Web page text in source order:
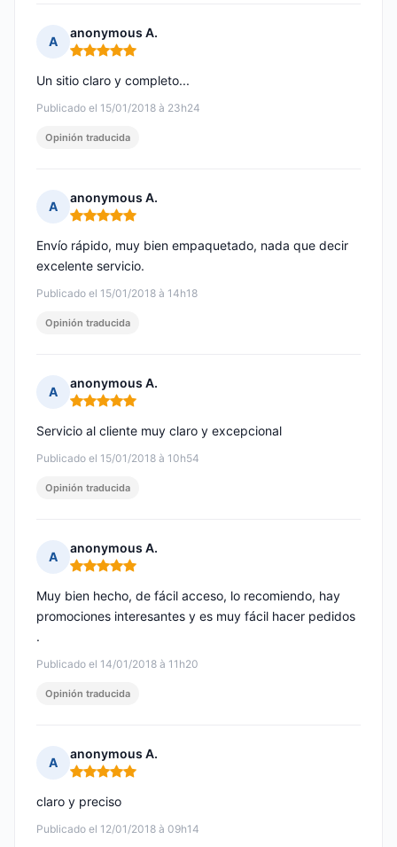
A
anonymous A.
Nota: 5 de 5
Publicado el 15/01/2018 à 23h24
Un sitio claro y completo...
Opinión traducida
A
anonymous A.
Nota: 5 de 5
Publicado el 15/01/2018 à 14h18
Envío rápido, muy bien empaquetado, nada que decir
excelente servicio.
Opinión traducida
A
anonymous A.
Nota: 5 de 5
Publicado el 15/01/2018 à 10h54
Servicio al cliente muy claro y excepcional
Opinión traducida
A
anonymous A.
Nota: 5 de 5
Publicado el 14/01/2018 à 11h20
Muy bien hecho, de fácil acceso, lo recomiendo, hay
promociones interesantes y es muy fácil hacer pedidos
.
Opinión traducida
A
anonymous A.
Nota: 5 de 5
Publicado el 12/01/2018 à 09h14
claro y preciso